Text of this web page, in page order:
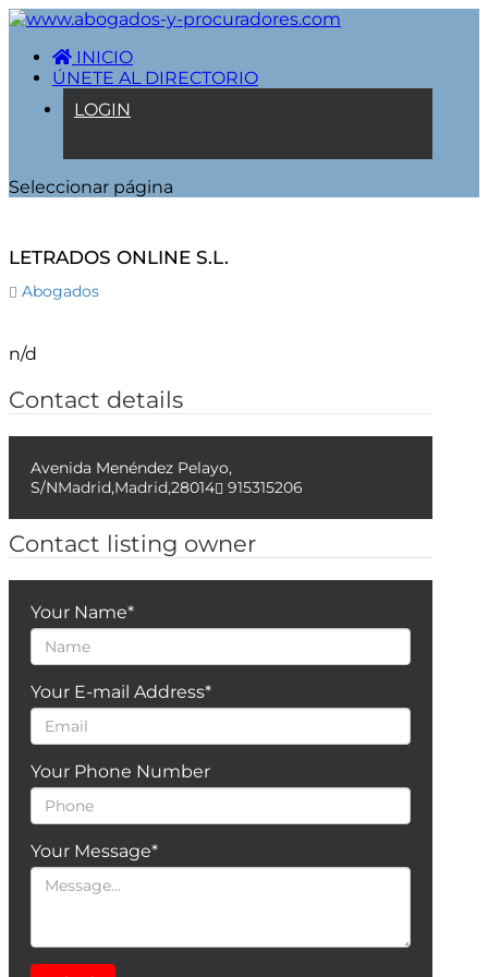
INICIO
ÚNETE AL DIRECTORIO
LOGIN
Seleccionar página
LETRADOS ONLINE S.L.
Abogados
n/d
Contact details
Avenida Menéndez Pelayo,
S/NMadrid,Madrid,28014 915315206
Contact listing owner
Your Name*
Your E-mail Address*
Your Phone Number
Your Message*